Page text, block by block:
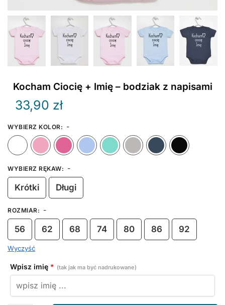
Kocham Ciocię + Imię – bodziak z napisami
33,90 zł
WYBIERZ KOLOR: -
Biały
Różowy Ciemny Różowy
Błękitny MiętowySzary
WYBIERZ RĘKAW: -
Krótki Długi
ROZMIAR: -
56 62 68 74 80 86 92
Wyczyść
Wpisz imię * (tak jak ma być nadrukowane)